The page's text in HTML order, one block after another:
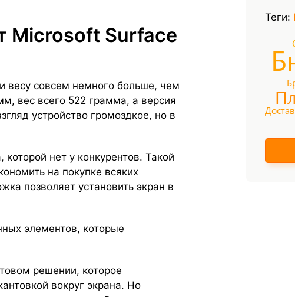
Теги:
Microsoft Surface
весу совсем немного больше, чем
вес всего 522 грамма, а версия
устройство громоздкое, но в
нет у конкурентов. Такой
на покупке всяких
позволяет установить экран в
элементов, которые
решении, которое
вокруг экрана. Но